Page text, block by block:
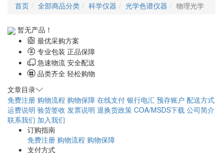
首页 全部商品分类 科学仪器 光学色谱仪器 物理光学
暂无产品！
最优采购方案
专业包装 正品保障
急速物流 安全配送
品类齐全 轻松购物
文章目录
免费注册 购物流程 购物保障 在线支付 银行电汇 预存账户 配送方式
运费说明 验货签收 发票说明 退换货政策 COA/MSDS下载 公司简介
联系我们 加入我们
订购指南
免费注册 购物流程 购物保障
支付方式